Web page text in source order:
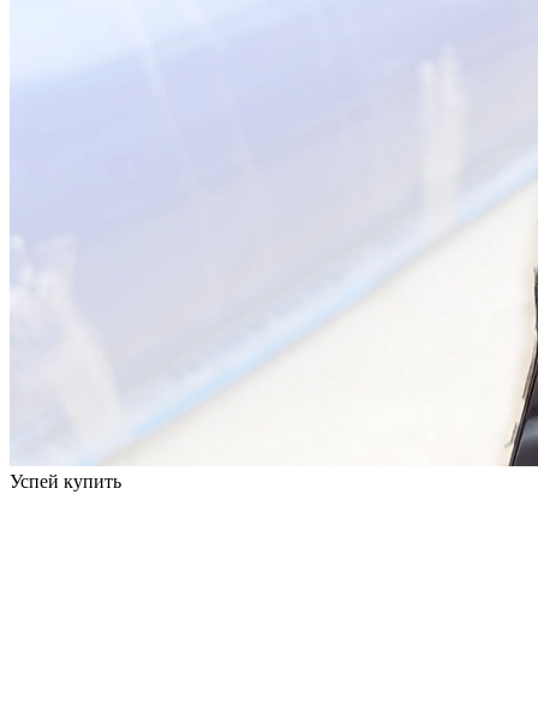
Успей купить